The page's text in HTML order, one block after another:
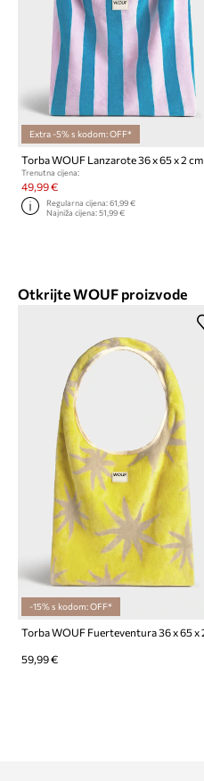
Extra -5% s kodom: OFF*
Torba WOUF Lanzarote 36 x 65 x 2 cm
Trenutna cijena:
49,99 €
Regularna cijena:61,99 €
Najniža cijena:51,99 €
Otkrijte WOUF proizvode
-15% s kodom: OFF*
59,99 €